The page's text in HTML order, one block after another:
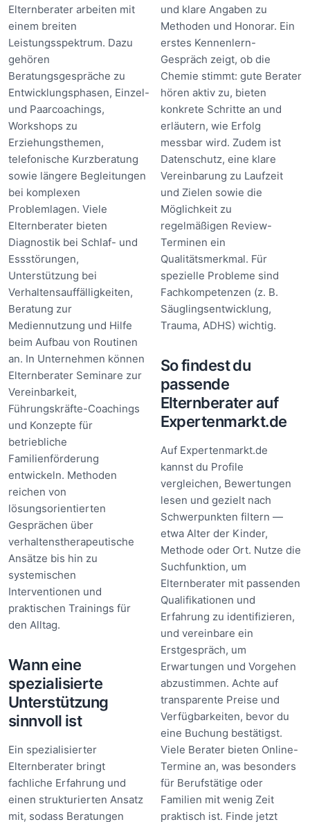
Elternberater arbeiten mit
einem breiten
Leistungsspektrum. Dazu
gehören
Beratungsgespräche zu
Entwicklungsphasen, Einzel-
und Paarcoachings,
Workshops zu
Erziehungsthemen,
telefonische Kurzberatung
sowie längere Begleitungen
bei komplexen
Problemlagen. Viele
Elternberater bieten
Diagnostik bei Schlaf- und
Essstörungen,
Unterstützung bei
Verhaltensauffälligkeiten,
Beratung zur
Mediennutzung und Hilfe
beim Aufbau von Routinen
an. In Unternehmen können
Elternberater Seminare zur
Vereinbarkeit,
Führungskräfte-Coachings
und Konzepte für
betriebliche
Familienförderung
entwickeln. Methoden
reichen von
lösungsorientierten
Gesprächen über
verhaltenstherapeutische
Ansätze bis hin zu
systemischen
Interventionen und
praktischen Trainings für
den Alltag.
Wann eine
spezialisierte
Unterstützung
sinnvoll ist
Ein spezialisierter
Elternberater bringt
fachliche Erfahrung und
einen strukturierten Ansatz
mit, sodass Beratungen
und klare Angaben zu
Methoden und Honorar. Ein
erstes Kennenlern-
Gespräch zeigt, ob die
Chemie stimmt: gute Berater
hören aktiv zu, bieten
konkrete Schritte an und
erläutern, wie Erfolg
messbar wird. Zudem ist
Datenschutz, eine klare
Vereinbarung zu Laufzeit
und Zielen sowie die
Möglichkeit zu
regelmäßigen Review-
Terminen ein
Qualitätsmerkmal. Für
spezielle Probleme sind
Fachkompetenzen (z. B.
Säuglingsentwicklung,
Trauma, ADHS) wichtig.
So findest du
passende
Elternberater auf
Expertenmarkt.de
Auf Expertenmarkt.de
kannst du Profile
vergleichen, Bewertungen
lesen und gezielt nach
Schwerpunkten filtern —
etwa Alter der Kinder,
Methode oder Ort. Nutze die
Suchfunktion, um
Elternberater mit passenden
Qualifikationen und
Erfahrung zu identifizieren,
und vereinbare ein
Erstgespräch, um
Erwartungen und Vorgehen
abzustimmen. Achte auf
transparente Preise und
Verfügbarkeiten, bevor du
eine Buchung bestätigst.
Viele Berater bieten Online-
Termine an, was besonders
für Berufstätige oder
Familien mit wenig Zeit
praktisch ist. Finde jetzt